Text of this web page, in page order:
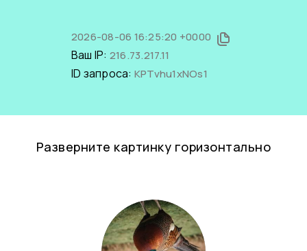
2026-08-06 16:25:20 +0000
Ваш IP: 216.73.217.11
ID запроса: KPTvhu1xNOs1
Разверните картинку горизонтально